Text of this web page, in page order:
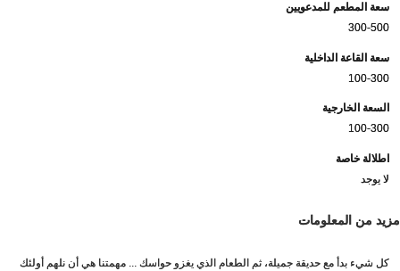
سعة المطعم للمدعويين
300-500
سعة القاعة الداخلية
100-300
السعة الخارجية
100-300
اطلالة خاصة
لا يوجد
مزيد من المعلومات
كل شيء بدأ مع حديقة جميلة، ثم الطعام الذي يغزو حواسك ... مهمتنا هي أن نلهم أولئك